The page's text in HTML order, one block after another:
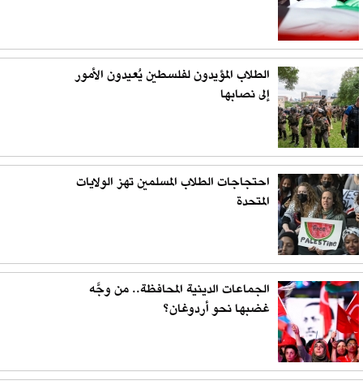
الطلاب المؤيدون لفلسطين يُعيدون الأمور
إلى نصابها
احتجاجات الطلاب المسلمين تهز الولايات
المتحدة
الجماعات الدينية المحافظة.. من وجَّه
غضبها نحو أردوغان؟